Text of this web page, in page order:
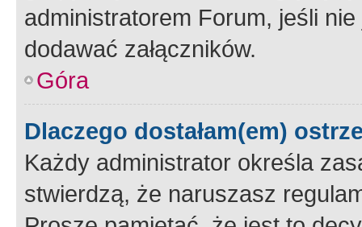
administratorem Forum, jeśli
dodawać załączników.
Góra
Dlaczego dostałam(em)
Każdy administrator określa
stwierdzą, że naruszasz